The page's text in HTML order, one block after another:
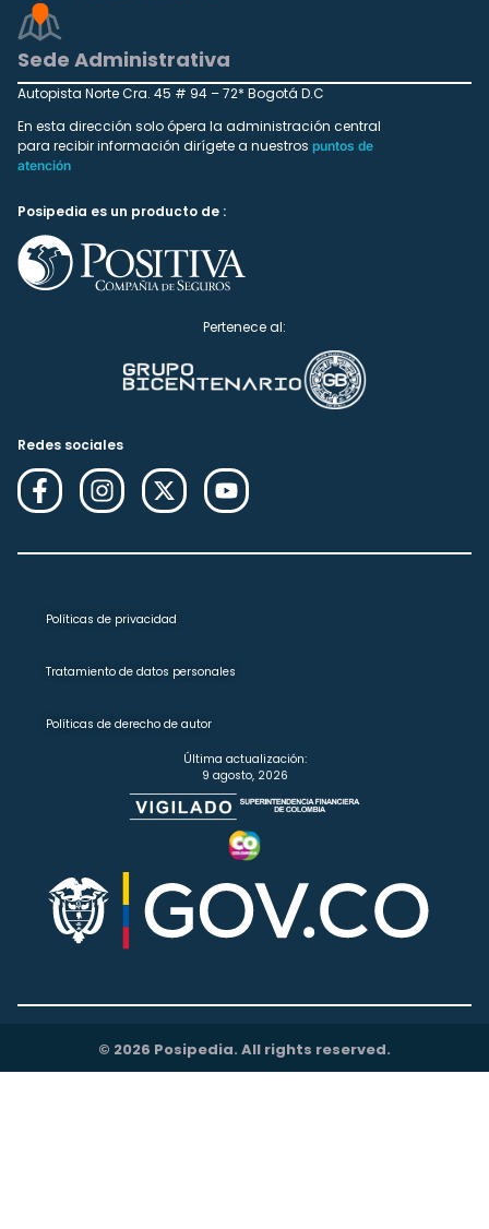
Sede Administrativa
Autopista Norte Cra. 45 # 94 – 72* Bogotá D.C
En esta dirección solo ópera la administración central
para recibir información dirígete a nuestros puntos de
atención
Posipedia es un producto de :
Pertenece al:
Redes sociales
Políticas de privacidad
Tratamiento de datos personales
Políticas de derecho de autor
Última actualización:
9 agosto, 2026
© 2026 Posipedia. All rights reserved.